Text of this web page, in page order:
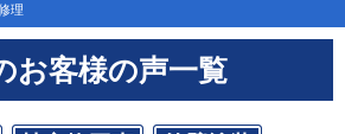
理
お客様の声一覧